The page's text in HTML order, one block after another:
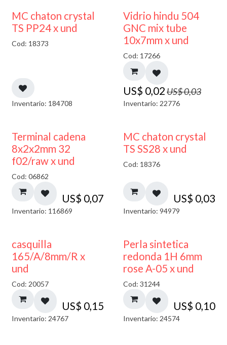
MC chaton crystal
TS PP24 x und
Cod: 18373
Inventario: 184708
40% DESCUENTO
Vidrio hindu 504
GNC mix tube
10x7mm x und
Cod: 17266
US$ 0,02US$0,03
Inventario: 22776
Terminal cadena
8x2x2mm 32
f02/raw x und
Cod: 06862
US$ 0,07
Inventario: 116869
MC chaton crystal
TS SS28 x und
Cod: 18376
US$ 0,03
Inventario: 94979
casquilla
165/A/8mm/R x
und
Cod: 20057
US$ 0,15
Inventario: 24767
Perla sintetica
redonda 1H 6mm
rose A-05 x und
Cod: 31244
US$ 0,10
Inventario: 24574